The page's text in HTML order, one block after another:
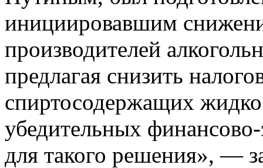
инициировавшим
производителей
предлагая снизить
спиртосодержащих
убедительных
для такого решения», —